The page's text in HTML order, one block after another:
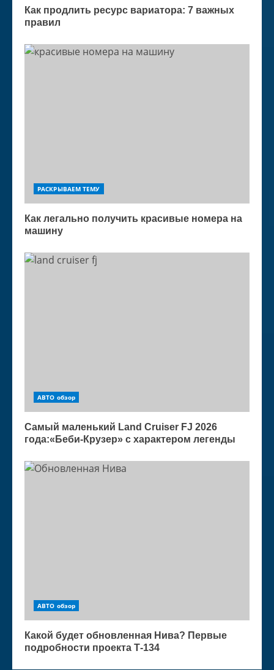
Как продлить ресурс вариатора: 7 важных
правил
РАСКРЫВАЕМ ТЕМУ
Как легально получить красивые номера на
машину
АВТО обзор
Самый маленький Land Cruiser FJ 2026
года:«Беби-Крузер» с характером легенды
АВТО обзор
Какой будет обновленная Нива? Первые
подробности проекта Т-134